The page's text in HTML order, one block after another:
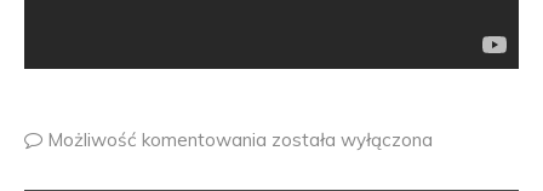
Możliwość komentowania została wyłączona